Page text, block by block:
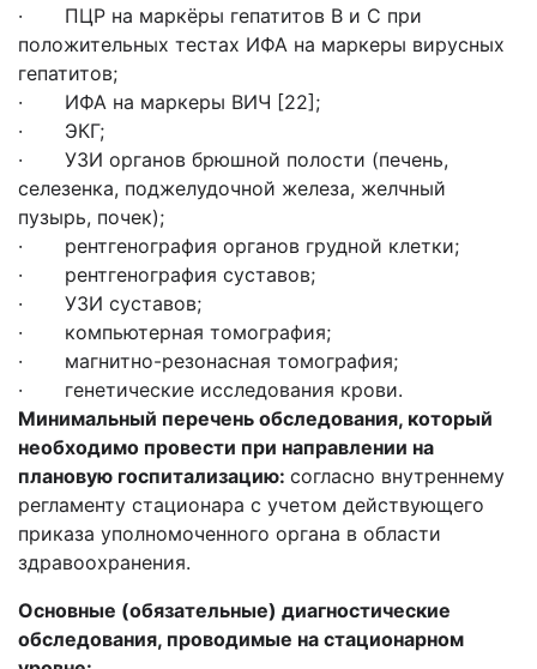
· ПЦР на маркёры гепатитов В и С при
положительных тестах ИФА на маркеры вирусных
гепатитов;
· ИФА на маркеры ВИЧ [22];
· ЭКГ;
· УЗИ органов брюшной полости (печень,
селезенка, поджелудочной железа, желчный
пузырь, почек);
· рентгенография органов грудной клетки;
· рентгенография суставов;
· УЗИ суставов;
· компьютерная томография;
· магнитно-резонасная томография;
· генетические исследования крови.
Минимальный перечень обследования, который
необходимо провести при направлении на
плановую госпитализацию: согласно внутреннему
регламенту стационара с учетом действующего
приказа уполномоченного органа в области
здравоохранения.
Основные (обязательные) диагностические
обследования, проводимые на стационарном